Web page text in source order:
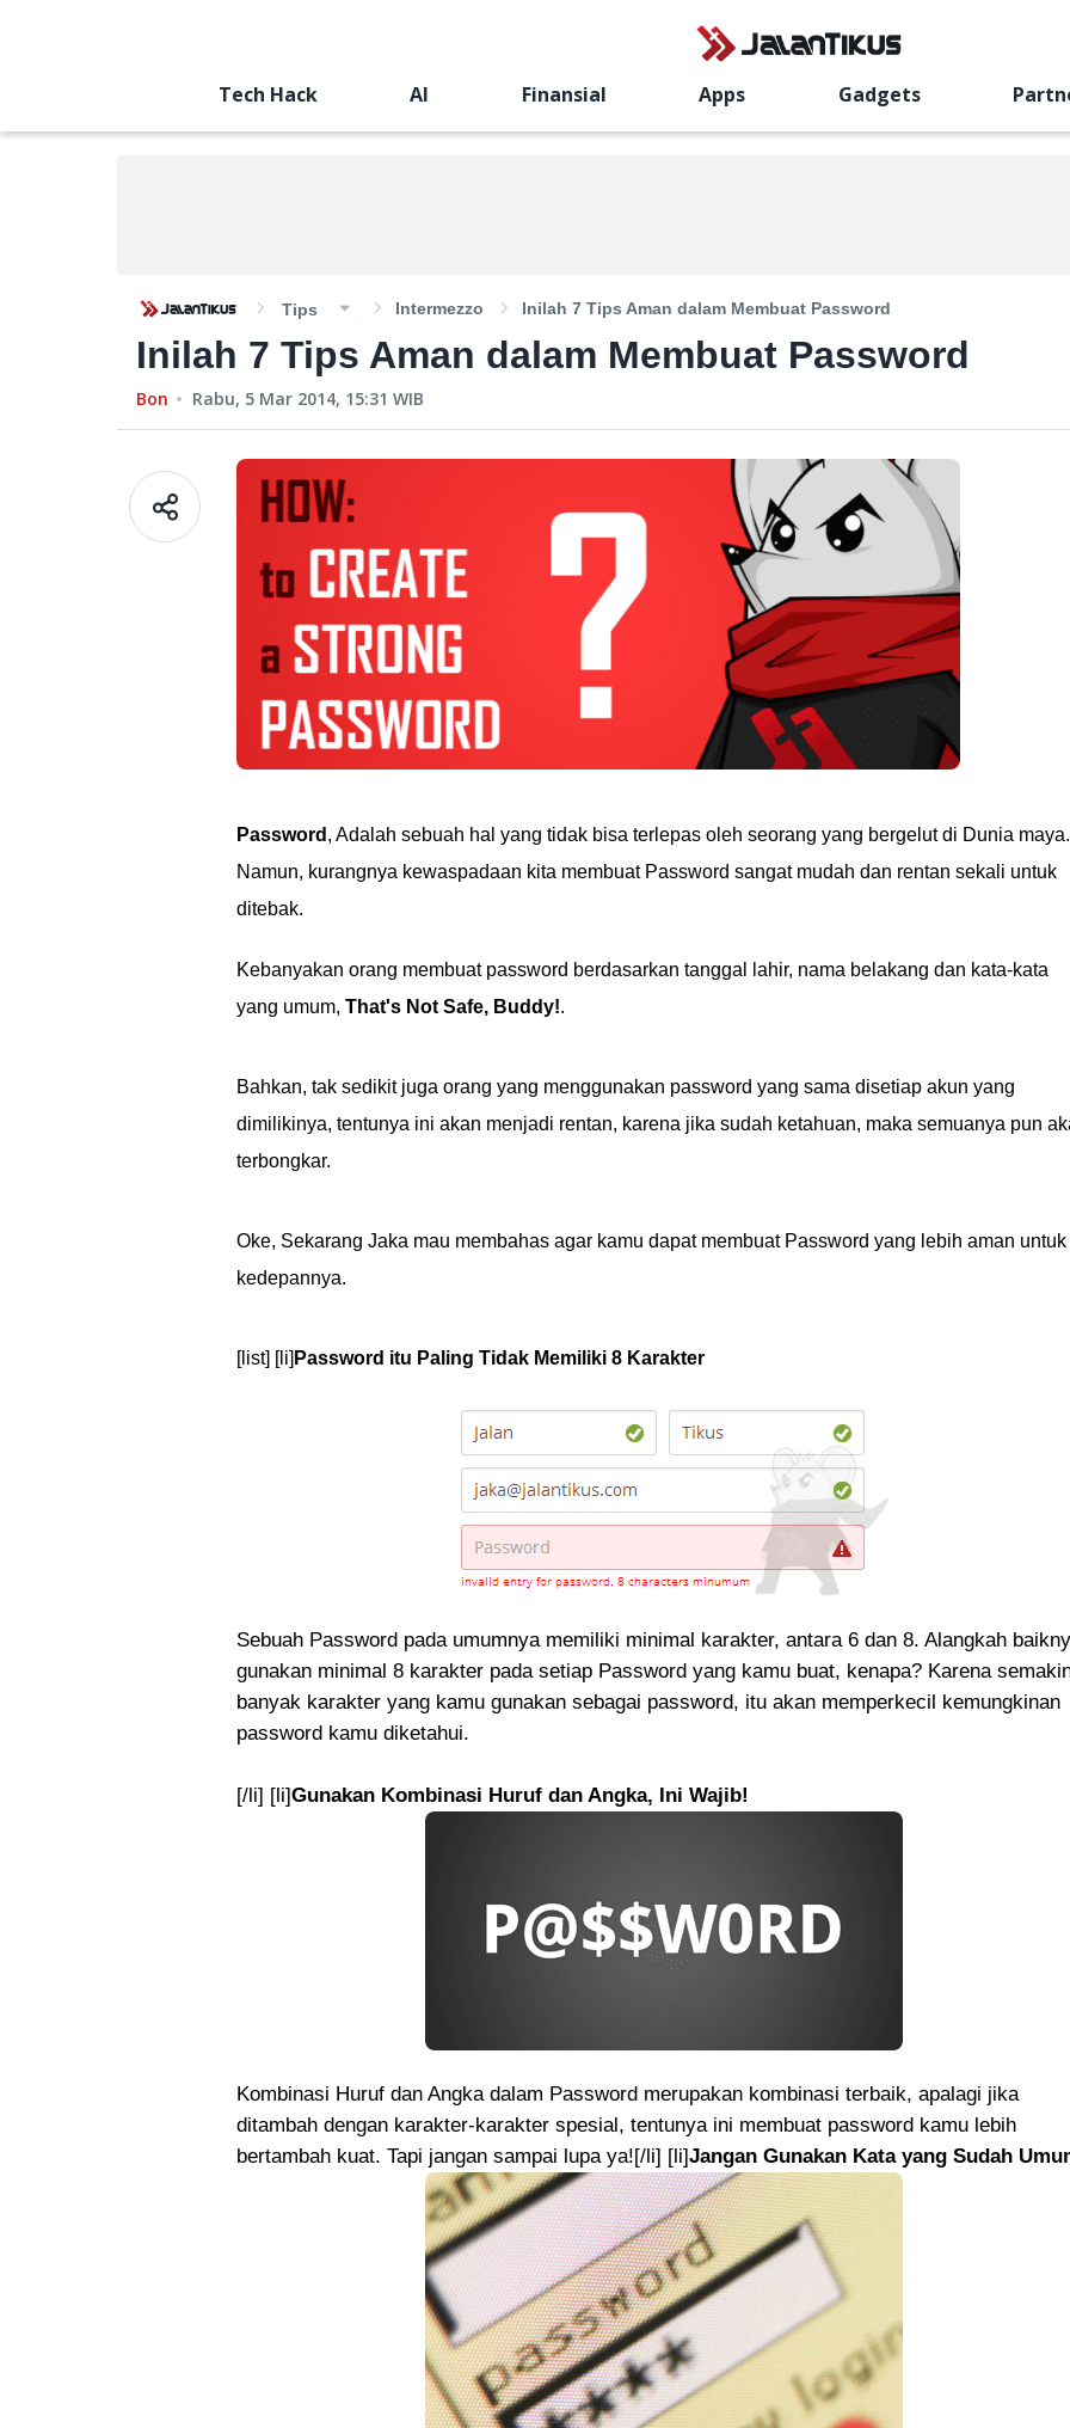
Tech Hack AI Finansial Apps Gadgets
Tips Intermezzo Inilah 7 Tips Aman dalam Membuat Password
Inilah 7 Tips Aman dalam Membuat Password
Bon Rabu, 5 Mar 2014, 15:31 WIB
Password , Adalah sebuah hal yang tidak bisa terlepas oleh seorang yang bergelut di Dunia maya.
Namun, kurangnya kewaspadaan kita membuat Password sangat mudah dan rentan sekali untuk
ditebak.
Kebanyakan orang membuat password berdasarkan tanggal lahir, nama belakang dan kata-kata
yang umum, That's Not Safe, Buddy!.
Bahkan, tak sedikit juga orang yang menggunakan password yang sama disetiap akun yang
dimilikinya, tentunya ini akan menjadi rentan, karena jika sudah ketahuan, maka semuanya pun
terbongkar.
Oke, Sekarang Jaka mau membahas agar kamu dapat membuat Password yang lebih aman untuk
kedepannya.
[list] [li] Password itu Paling Tidak Memiliki 8 Karakter
Sebuah Password pada umumnya memiliki minimal karakter, antara 6 dan 8. Alangkah
gunakan minimal 8 karakter pada setiap Password yang kamu buat, kenapa? Karena
banyak karakter yang kamu gunakan sebagai password, itu akan memperkecil kemungkinan
password kamu diketahui.
[/li] [li]Gunakan Kombinasi Huruf dan Angka, Ini Wajib!
Kombinasi Huruf dan Angka dalam Password merupakan kombinasi terbaik, apalagi jika
ditambah dengan karakter-karakter spesial, tentunya ini membuat password kamu lebih
bertambah kuat. Tapi jangan sampai lupa ya![/li] [li]Jangan Gunakan Kata yang Sudah